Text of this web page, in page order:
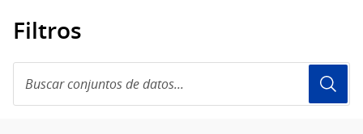
Filtros
conjuntos
de